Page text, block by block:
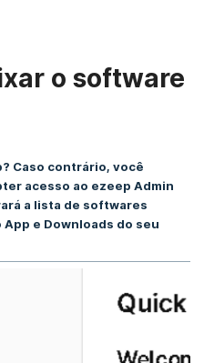
o software
Caso contrário, você
acesso ao ezeep Admin
a lista de softwares
de suporte
App e Downloads do seu